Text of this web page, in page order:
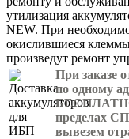
утилизация
NEW. При
окислившиеся
произведут ремонт
При заказе
по одному
БЕСПЛАТНО.
пределах
вывезем